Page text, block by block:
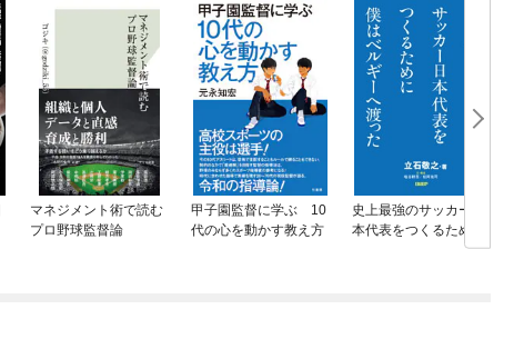
マネジメント術で読む
プロ野球監督論
甲子園監督に学ぶ 10
代の心を動かす教え方
史上最強のサッカー日
本代表をつくるために
僕はベルギーへ渡った